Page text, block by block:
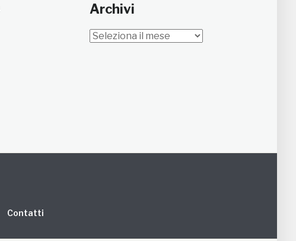
Archivi
Archivi
Contatti